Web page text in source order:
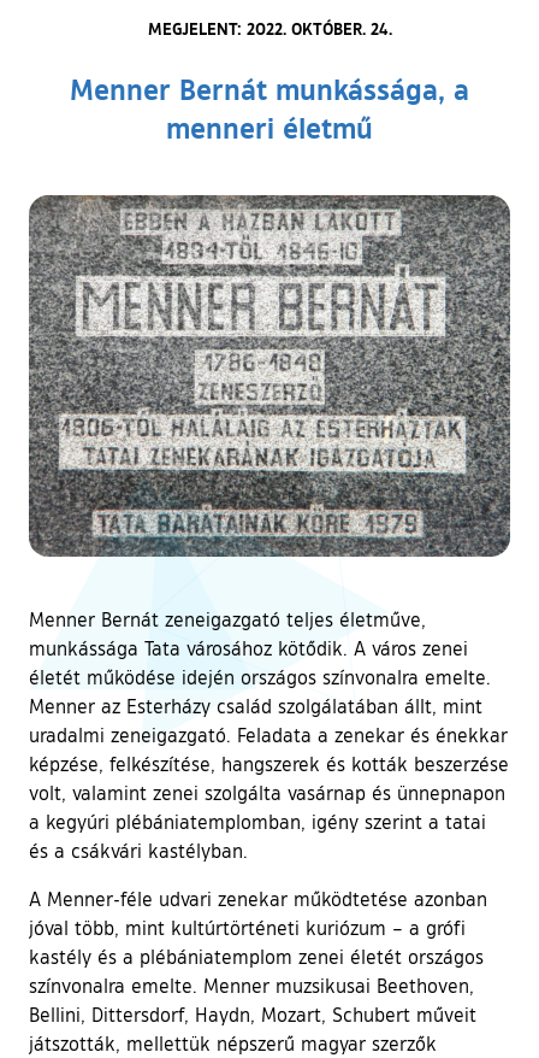
MEGJELENT: 2022. OKTÓBER. 24.
Menner Bernát munkássága, a
menneri életmű
Menner Bernát zeneigazgató teljes életműve,
munkássága Tata városához kötődik. A város zenei
életét működése idején országos színvonalra emelte.
Menner az Esterházy család szolgálatában állt, mint
uradalmi zeneigazgató. Feladata a zenekar és énekkar
képzése, felkészítése, hangszerek és kották beszerzése
volt, valamint zenei szolgálta vasárnap és ünnepnapon
a kegyúri plébániatemplomban, igény szerint a tatai
és a csákvári kastélyban.
A Menner-féle udvari zenekar működtetése azonban
jóval több, mint kultúrtörténeti kuriózum – a grófi
kastély és a plébániatemplom zenei életét országos
színvonalra emelte. Menner muzsikusai Beethoven,
Bellini, Dittersdorf, Haydn, Mozart, Schubert műveit
játszották, mellettük népszerű magyar szerzők